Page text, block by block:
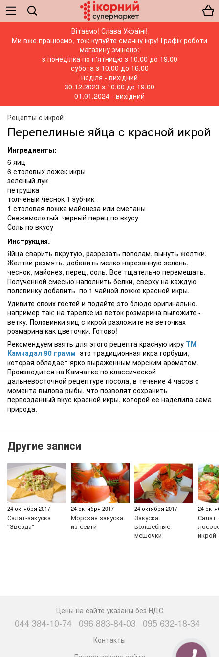
Вітаємо! Слава Україні!
Ми вже працюємо, тож купуйте смачну ікру! Графік роботи
магазину змінено:
з понеділка по п'ятницю з 10.00 до 19.00
субота з 10.00 до 16.00
неділя - вихідний
30.12.2023 з 10.00 до 19.00
01.01.2024 - вихідний
Рецепты с икрой
Перепелиные яйца с красной икрой
Ингредиенты:
6 яиц
6 столовых ложек икры
зелёный лук
петрушка
толчёный чеснок 1 зубчик
1 столовая ложка майонеза или сметаны
Свежемолотый черный перец по вкусу
Соль по вкусу
Инструкция:
Яйца сварить вкрутую, разрезать пополам, вынуть желтки.
Желтки размять, добавить мелко нарезанную зелень,
чеснок, майонез, перец, соль. Все тщательно перемешать.
Полученной смесью наполнить белки, сверху на каждую
половинку добавить по 1 чайной ложке красной икры.
Удивите своих гостей и подайте это блюдо оригинально,
например так: на тарелке из веток розмарина выложите -
ветку. Половинки яиц с икрой разложите на веточках
розмарина как цветочки. Готово!
Рекомендуем взять для этого рецепта красную икру ТМ
Камчадал 90 грамм это традиционная икра горбуши,
которая обладает ярко выраженным морским ароматом.
Производится на Камчатке по классической
дальневосточной рецептуре посола, в течение 4 часов с
момента вылова рыбы, что позволят сохранить
первозданный вкус красной икры, которой ее наделила сама
природа.
Другие записи
24 октября 2017
Салат-закуска
"Звезда"
24 октября 2017
Морская закуска
из семги
24 октября 2017
Закуска
волшебные
мешочки
24
Салат
икрой
Цены на сайте указаны без НДС
044 384-10-74 096 883-84-03 095 632-18-34
Контакты